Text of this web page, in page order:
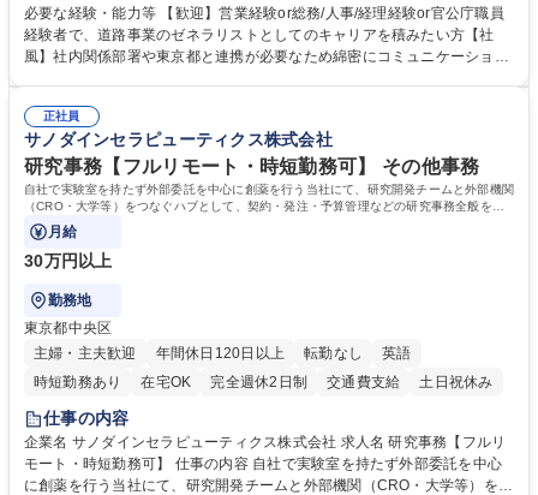
制度やキャリア支援が充実しております！ ※下記業務詳細 【業務詳細】■
管理部門：広報、人事、経理など当公社の運営に係る管理業務 ■収益部
門：駐車場の新規開拓、管理運営、新宿駅西口広場の「イベントコーナ
道路施設や道路工事現場の見学ツアー事業 ※入社後は上記いずれかの部門
へ配属。※業務内容変更の範囲：会社の定める業務 募集職種 【都庁グル
ープ】総合職（事務）◇残業月平均9時間未満／有給年平均16日取得
必要な経験・能力等 【歓迎】営業経験or総務/人事/経理経験or官公庁職員
経験者で、道路事業のゼネラリストとしてのキャリアを積みたい方【社
風】社内関係部署や東京都と連携が必要なため綿密にコミュニケーション
部門など多岐に渡る業務を経験できます。 ■様々なプロジェクト：駐車場
事業の他、新宿駅西口広場内に設置された照明を兼ねた広告「ブライトサ
イン」の管理運営を行うなど、事業収益を生み出す活動を積極的に行って
います。 学歴・資格 学歴：大学院 大学 高専 短大 専修学校 高校 語学力：
資格：
正社員
サノダインセラピューティクス株式会社
研究事務【フルリモート・時短勤務可】 その他事務
自社で実験室を持たず外部委託を中心に創薬を行う当社にて、研究開発チームと外部機関
（CRO・大学等）をつなぐハブとして、契約・発注・予算管理などの研究事務全般をお
任せします。
月給
30万円以上
勤務地
東京都中央区
主婦・主夫歓迎
年間休日120日以上 転勤なし
英語
時短勤務あり
在宅OK 完全週休2日制 交通費支給 土日祝休み
仕事の内容
企業名 サノダインセラピューティクス株式会社 求人名 研究事務【フルリ
モート・時短勤務可】 仕事の内容 自社で実験室を持たず外部委託を中心
に創薬を行う当社にて、研究開発チームと外部機関（CRO・大学等）をつ